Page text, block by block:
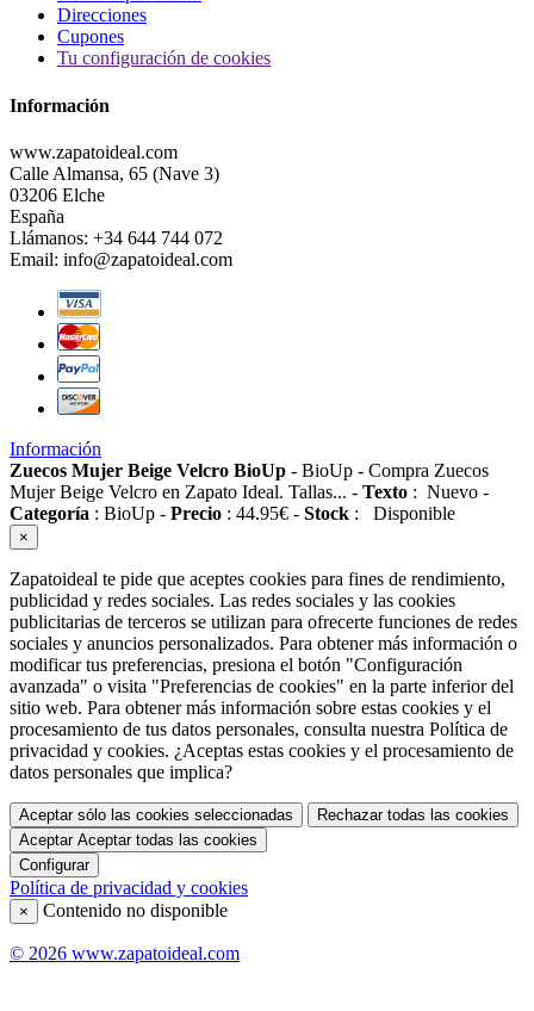
Direcciones
Cupones
Tu configuración de cookies
Información
www.zapatoideal.com
Calle Almansa, 65 (Nave 3)
03206 Elche
España
Llámanos: +34 644 744 072
Email: info@zapatoideal.com
Información
Zuecos Mujer Beige Velcro BioUp - BioUp - Compra Zuecos
Mujer Beige Velcro en Zapato Ideal. Tallas... - Texto : Nuevo -
Categoría : BioUp - Precio : 44.95€ - Stock : Disponible
×
Zapatoideal te pide que aceptes cookies para fines de rendimiento,
publicidad y redes sociales. Las redes sociales y las cookies
publicitarias de terceros se utilizan para ofrecerte funciones de redes
sociales y anuncios personalizados. Para obtener más información o
modificar tus preferencias, presiona el botón "Configuración
avanzada" o visita "Preferencias de cookies" en la parte inferior del
sitio web. Para obtener más información sobre estas cookies y el
procesamiento de tus datos personales, consulta nuestra Política de
privacidad y cookies. ¿Aceptas estas cookies y el procesamiento de
datos personales que implica?
Aceptar sólo las cookies seleccionadas
Rechazar todas las cookies
Aceptar Aceptar todas las cookies
Configurar
Política de privacidad y cookies
× Contenido no disponible
© 2026 www.zapatoideal.com